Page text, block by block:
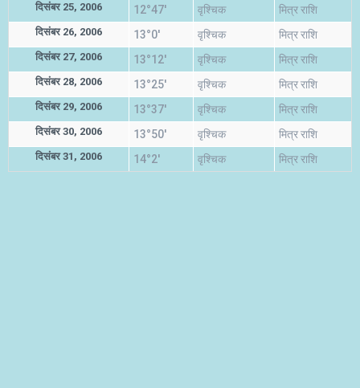
दिसंबर 25, 2006 12°47' वृश्चिक मित्र राशि
दिसंबर 26, 2006 13°0' वृश्चिक मित्र राशि
दिसंबर 27, 2006 13°12' वृश्चिक मित्र राशि
दिसंबर 28, 2006 13°25' वृश्चिक मित्र राशि
दिसंबर 29, 2006 13°37' वृश्चिक मित्र राशि
दिसंबर 30, 2006 13°50' वृश्चिक मित्र राशि
दिसंबर 31, 2006 14°2' वृश्चिक मित्र राशि